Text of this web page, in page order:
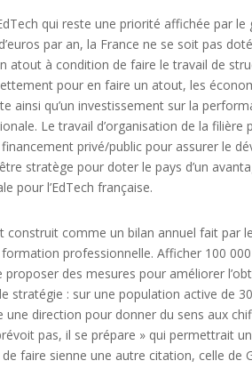
qui reste une priorité affichée par
par an, la France ne se soit pas
atout à condition de faire le travail de
pour en faire un atout, les
ainsi qu’un investissement sur la
Le travail d’organisation de la filière
privé/public pour assurer le
stratège pour doter le pays d’un
pour l’EdTech française.
construit comme un bilan annuel fait par
professionnelle. Afficher 100 000
des mesures pour améliorer
stratégie : sur une population active de
direction pour donner du sens aux
pas, il se prépare » qui permettrait
faire sienne une autre citation, celle de